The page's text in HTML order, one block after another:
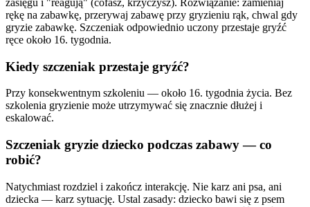
rękę na zabawkę, przerywaj zabawę przy gryzieniu rąk, chwal gdy
gryzie zabawkę. Szczeniak odpowiednio uczony przestaje gryźć
ręce około 16. tygodnia.
Kiedy szczeniak przestaje gryźć?
Przy konsekwentnym szkoleniu — około 16. tygodnia życia. Bez
szkolenia gryzienie może utrzymywać się znacznie dłużej i
eskalować.
Szczeniak gryzie dziecko podczas zabawy — co
robić?
Natychmiast rozdziel i zakończ interakcję. Nie karz ani psa, ani
dziecka — karz sytuację. Ustal zasady: dziecko bawi się z psem